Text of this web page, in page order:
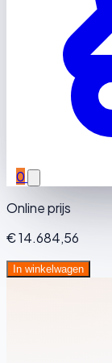
0
Online prijs
€ 14.684,56
In winkelwagen